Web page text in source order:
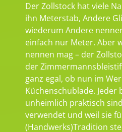
Der Zollstock hat viele
ihn Meterstab, Andere
wiederum Andere
einfach nur Meter. Aber
nennen mag – der
der
ganz egal, ob nun im
Küchenschublade. Jeder
unheimlich praktisch
verwendet und weil sie
(Handwerks)Tradition